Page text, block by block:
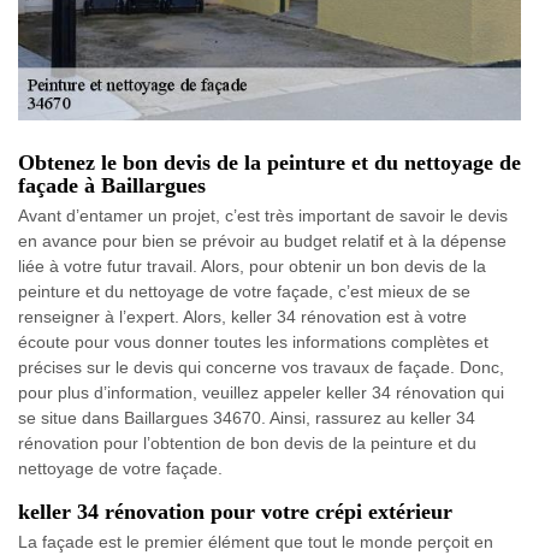
Obtenez le bon devis de la peinture et du nettoyage de
façade à Baillargues
Avant d’entamer un projet, c’est très important de savoir le devis
en avance pour bien se prévoir au budget relatif et à la dépense
liée à votre futur travail. Alors, pour obtenir un bon devis de la
peinture et du nettoyage de votre façade, c’est mieux de se
renseigner à l’expert. Alors, keller 34 rénovation est à votre
écoute pour vous donner toutes les informations complètes et
précises sur le devis qui concerne vos travaux de façade. Donc,
pour plus d’information, veuillez appeler keller 34 rénovation qui
se situe dans Baillargues 34670. Ainsi, rassurez au keller 34
rénovation pour l’obtention de bon devis de la peinture et du
nettoyage de votre façade.
keller 34 rénovation pour votre crépi extérieur
La façade est le premier élément que tout le monde perçoit en